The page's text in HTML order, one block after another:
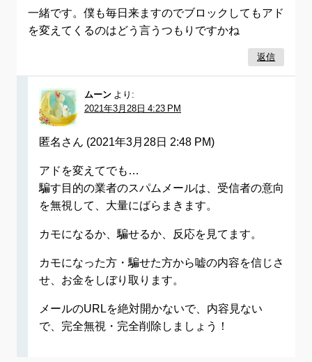
一緒です。僕も毎日来ますのでブロックしてもアド
を変えてくるのはどう言うつもりですかね
返信
ムーン より:
2021年3月28日 4:23 PM
匿名さん (2021年3月28日 2:48 PM)
アドを変えてでも…
騙す目的の業者のスパムメールは、受信者の意向
を無視して、大量にばらまきます。
カモになるか、騙せるか、反応を見てます。
カモになった方・騙せた方から嘘の内容を信じさ
せ、お金をしぼり取ります。
メールのURLを絶対開かないで、内容見ない
で、完全無視・完全削除しましょう！